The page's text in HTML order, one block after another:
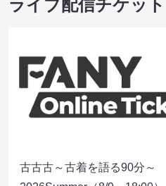
渋谷マンゲキお笑いライブ お盆SP
ライブ配信チケット